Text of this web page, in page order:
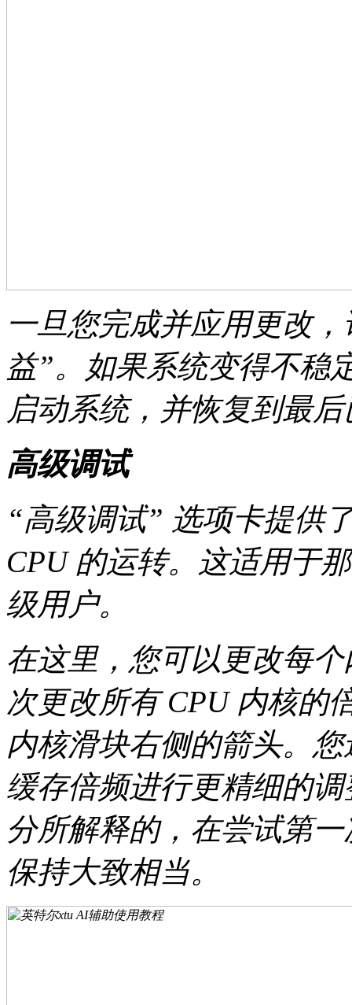
一旦您完成并应用更改
益”。如果系统变得不稳
启动系统，并恢复到最
高级调试
“高级调试” 选项卡提供
CPU 的运转。这适用于
级用户。
在这里，您可以更改每
次更改所有 CPU 内核的
内核滑块右侧的箭头。
缓存倍频进行更精细的
分所解释的，在尝试第
保持大致相当。